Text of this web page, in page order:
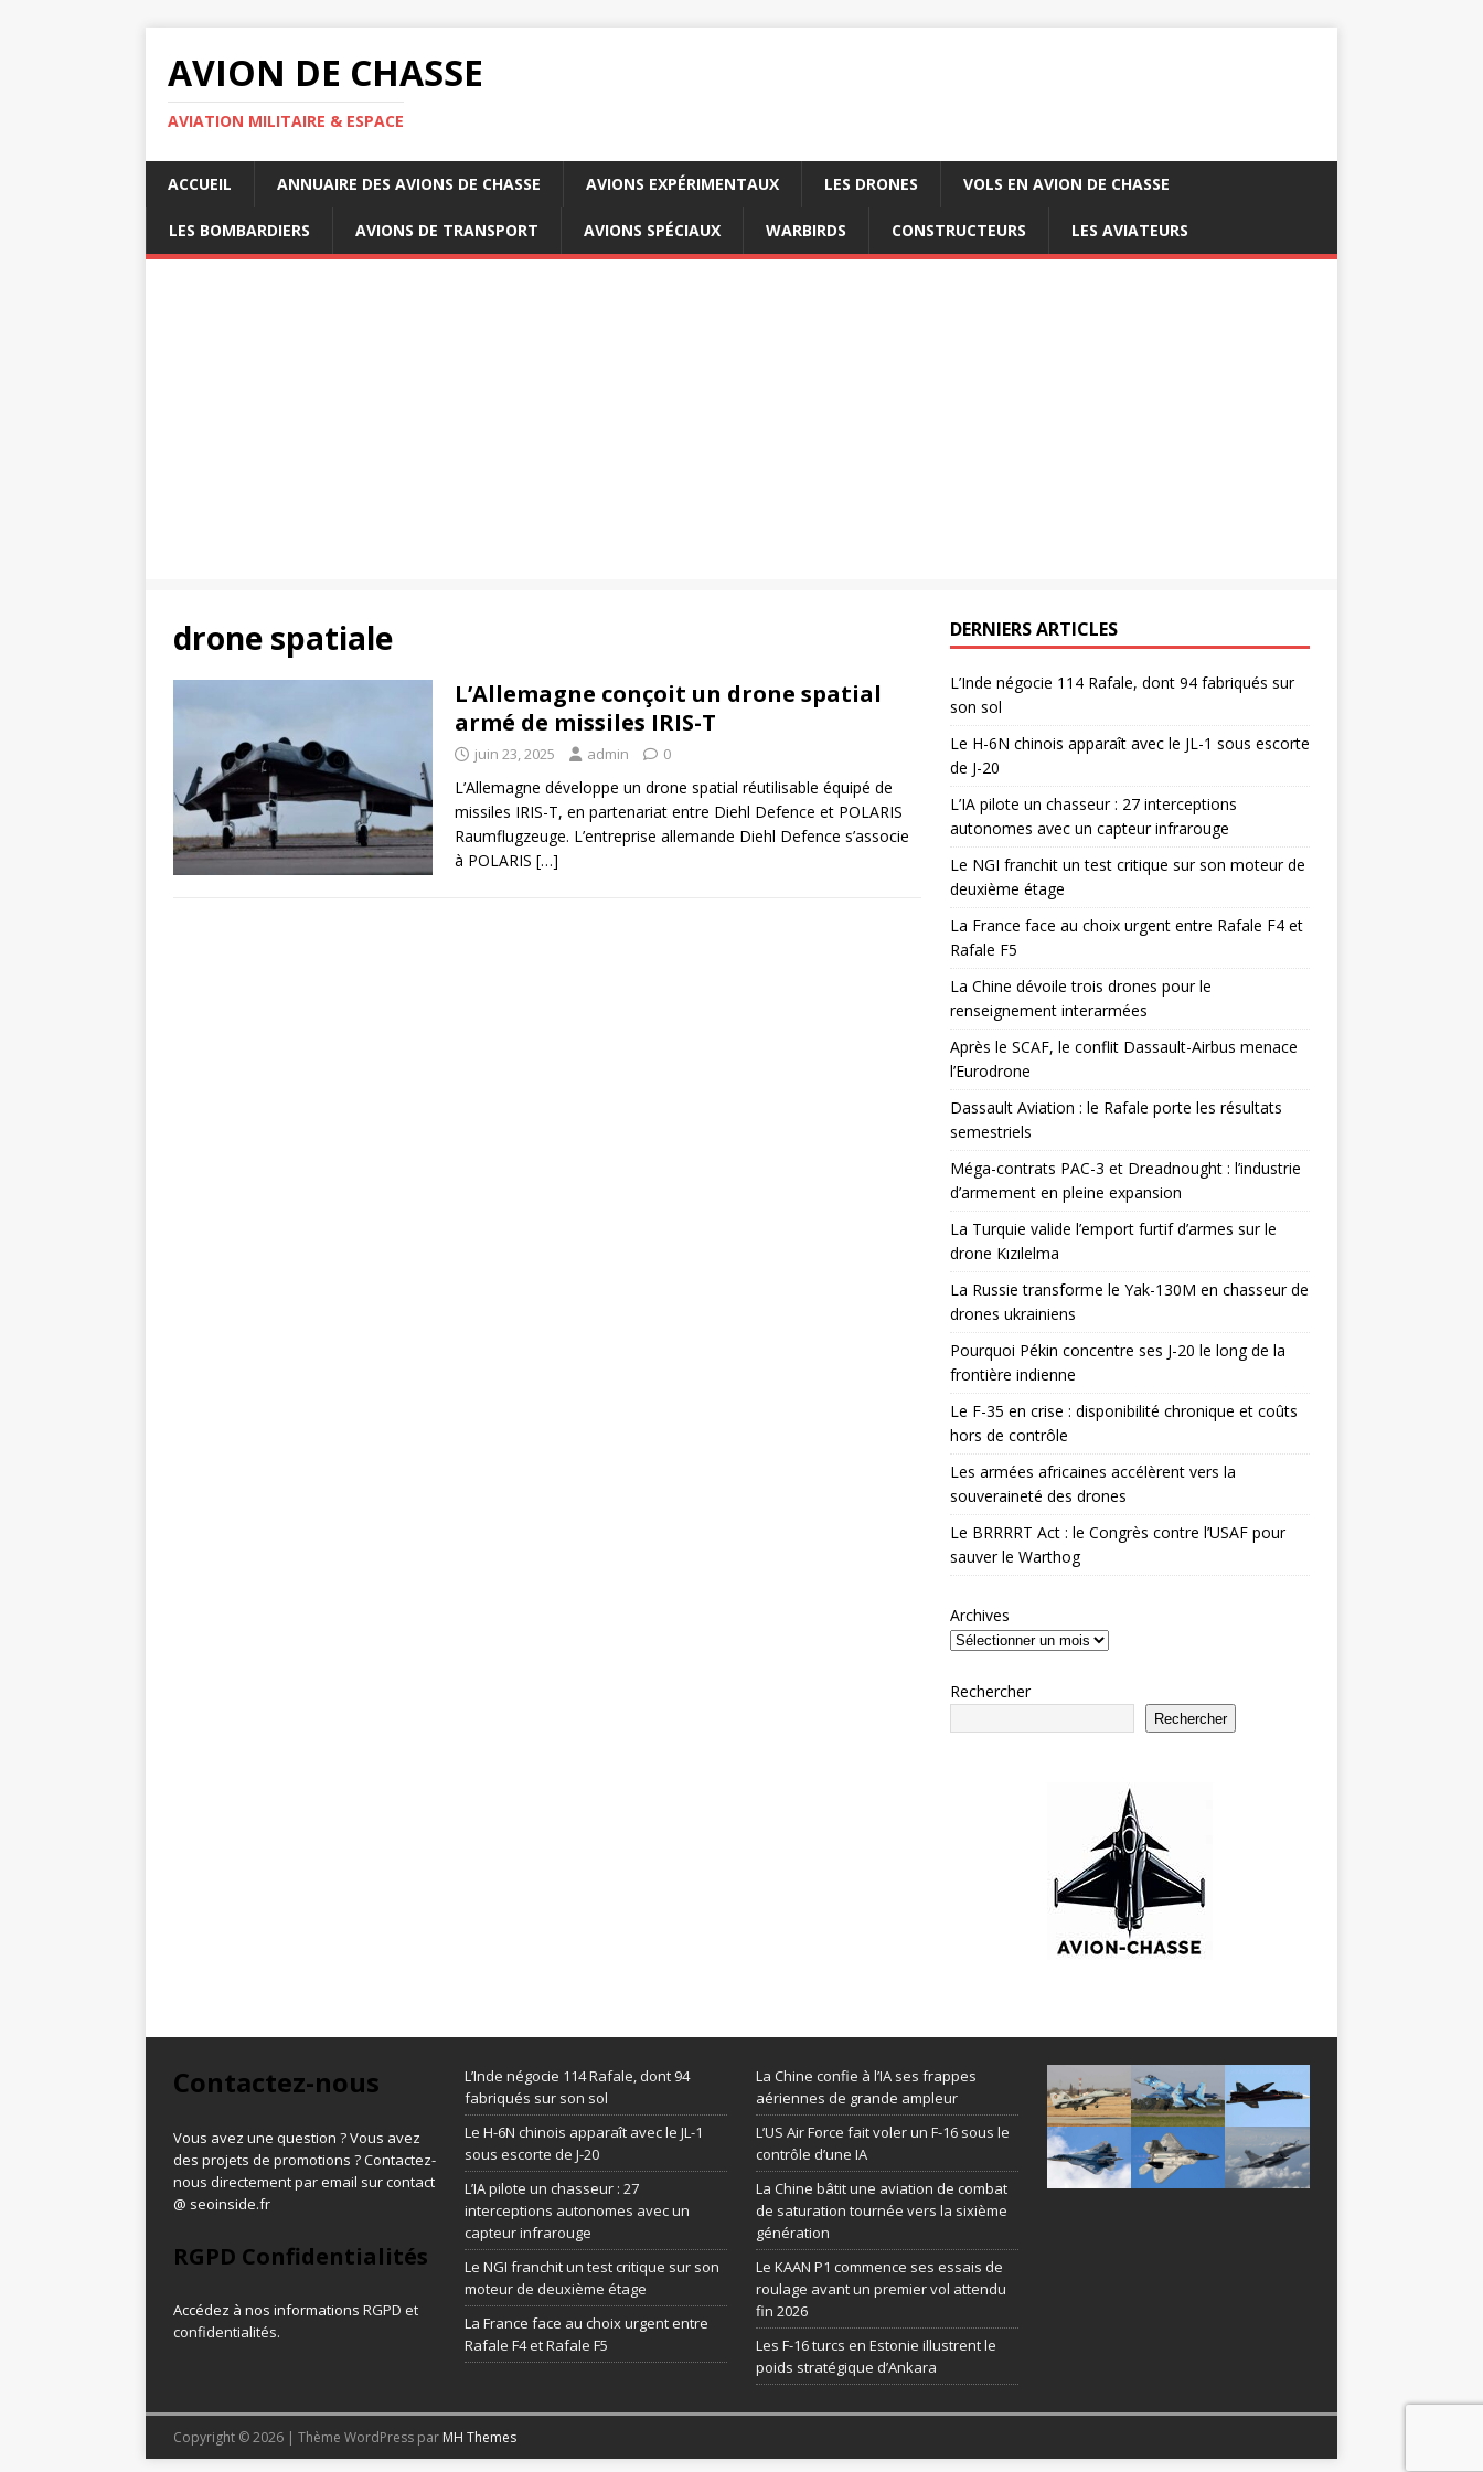
AVION DE CHASSE
AVIATION MILITAIRE & ESPACE
ACCUEIL ANNUAIRE DES AVIONS DE CHASSE AVIONS EXPÉRIMENTAUX LES DRONES VOLS EN AVION DE CHASSE
LES BOMBARDIERS AVIONS DE TRANSPORT AVIONS SPÉCIAUX WARBIRDS CONSTRUCTEURS LES AVIATEURS
drone spatiale
L’Allemagne conçoit un drone spatial
armé de missiles IRIS-T
juin 23, 2025 admin 0
L’Allemagne développe un drone spatial réutilisable équipé de
missiles IRIS-T, en partenariat entre Diehl Defence et POLARIS
Raumflugzeuge. L’entreprise allemande Diehl Defence s’associe
à POLARIS […]
DERNIERS ARTICLES
L’Inde négocie 114 Rafale, dont 94 fabriqués sur
son sol
Le H-6N chinois apparaît avec le JL-1 sous escorte
de J-20
L’IA pilote un chasseur : 27 interceptions
autonomes avec un capteur infrarouge
Le NGI franchit un test critique sur son moteur de
deuxième étage
La France face au choix urgent entre Rafale F4 et
Rafale F5
La Chine dévoile trois drones pour le
renseignement interarmées
Après le SCAF, le conflit Dassault-Airbus menace
l’Eurodrone
Dassault Aviation : le Rafale porte les résultats
semestriels
Méga-contrats PAC-3 et Dreadnought : l’industrie
d’armement en pleine expansion
La Turquie valide l’emport furtif d’armes sur le
drone Kızılelma
La Russie transforme le Yak-130M en chasseur de
drones ukrainiens
Pourquoi Pékin concentre ses J-20 le long de la
frontière indienne
Le F-35 en crise : disponibilité chronique et coûts
hors de contrôle
Les armées africaines accélèrent vers la
souveraineté des drones
Le BRRRRT Act : le Congrès contre l’USAF pour
sauver le Warthog
Archives
Rechercher
Rechercher
Contactez-nous
Vous avez une question ? Vous avez
des projets de promotions ? Contactez-
nous directement par email sur contact
@ seoinside.fr
RGPD Confidentialités
Accédez à nos informations RGPD et
confidentialités.
L’Inde négocie 114 Rafale, dont 94
fabriqués sur son sol
Le H-6N chinois apparaît avec le JL-1
sous escorte de J-20
L’IA pilote un chasseur : 27
interceptions autonomes avec un
capteur infrarouge
Le NGI franchit un test critique sur son
moteur de deuxième étage
La France face au choix urgent entre
Rafale F4 et Rafale F5
La Chine confie à l’IA ses frappes
aériennes de grande ampleur
L’US Air Force fait voler un F-16 sous le
contrôle d’une IA
La Chine bâtit une aviation de combat
de saturation tournée vers la sixième
génération
Le KAAN P1 commence ses essais de
roulage avant un premier vol attendu
fin 2026
Les F-16 turcs en Estonie illustrent le
poids stratégique d’Ankara
Copyright © 2026 | Thème WordPress par MH Themes